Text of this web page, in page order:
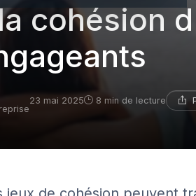
cohésion
23 mai 2025 8 min de lecture